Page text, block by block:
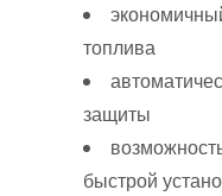
топлива
защиты
быстрой